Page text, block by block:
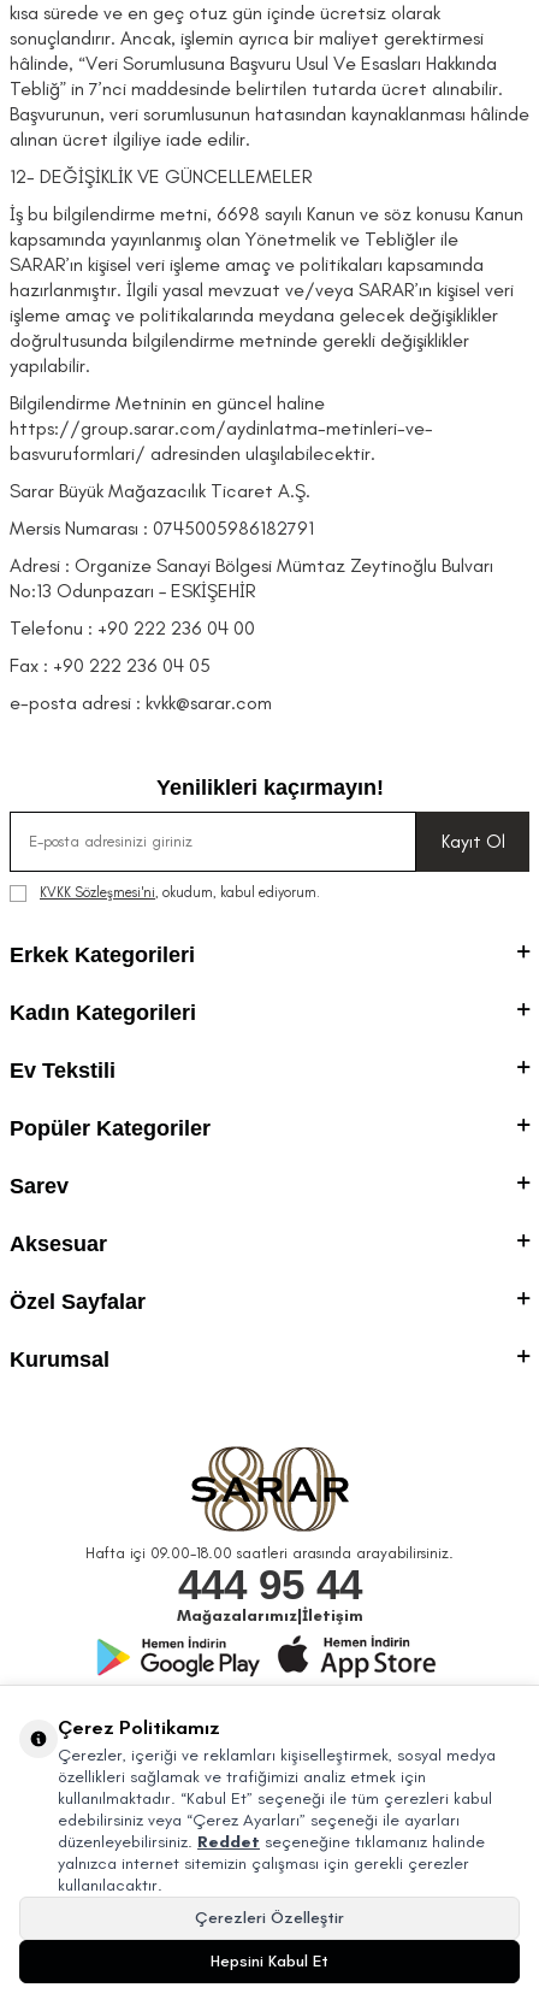
kısa sürede ve en geç otuz gün içinde ücretsiz olarak
sonuçlandırır. Ancak, işlemin ayrıca bir maliyet gerektirmesi
hâlinde, “Veri Sorumlusuna Başvuru Usul Ve Esasları Hakkında
Tebliğ” in 7’nci maddesinde belirtilen tutarda ücret alınabilir.
Başvurunun, veri sorumlusunun hatasından kaynaklanması hâlinde
alınan ücret ilgiliye iade edilir.
12- DEĞİŞİKLİK VE GÜNCELLEMELER
İş bu bilgilendirme metni, 6698 sayılı Kanun ve söz konusu Kanun
kapsamında yayınlanmış olan Yönetmelik ve Tebliğler ile
SARAR’ın kişisel veri işleme amaç ve politikaları kapsamında
hazırlanmıştır. İlgili yasal mevzuat ve/veya SARAR’ın kişisel veri
işleme amaç ve politikalarında meydana gelecek değişiklikler
doğrultusunda bilgilendirme metninde gerekli değişiklikler
yapılabilir.
Bilgilendirme Metninin en güncel haline
https://group.sarar.com/aydinlatma-metinleri-ve-
basvuruformlari/ adresinden ulaşılabilecektir.
Sarar Büyük Mağazacılık Ticaret A.Ş.
Mersis Numarası : 0745005986182791
Adresi : Organize Sanayi Bölgesi Mümtaz Zeytinoğlu Bulvarı
No:13 Odunpazarı – ESKİŞEHİR
Telefonu : +90 222 236 04 00
Fax : +90 222 236 04 05
e-posta adresi : kvkk@sarar.com
Yenilikleri kaçırmayın!
Kayıt Ol
KVKK Sözleşmesi'ni, okudum, kabul ediyorum.
Erkek Kategorileri
Kadın Kategorileri
Ev Tekstili
Popüler Kategoriler
Sarev
Aksesuar
Özel Sayfalar
Kurumsal
Hafta içi 09.00-18.00 saatleri arasında arayabilirsiniz.
444 95 44
Mağazalarımız| İletişim
© 2026 Sarar Büyük Mağazacılık Tic. A.Ş. Bütün Hakları Saklıdır.
Çerez Politikamız
Çerezler, içeriği ve reklamları kişiselleştirmek, sosyal medya
özellikleri sağlamak ve trafiğimizi analiz etmek için
kullanılmaktadır. “Kabul Et” seçeneği ile tüm çerezleri kabul
edebilirsiniz veya “Çerez Ayarları” seçeneği ile ayarları
düzenleyebilirsiniz. Reddet seçeneğine tıklamanız halinde
yalnızca internet sitemizin çalışması için gerekli çerezler
kullanılacaktır.
Çerezleri Özelleştir
Hepsini Kabul Et